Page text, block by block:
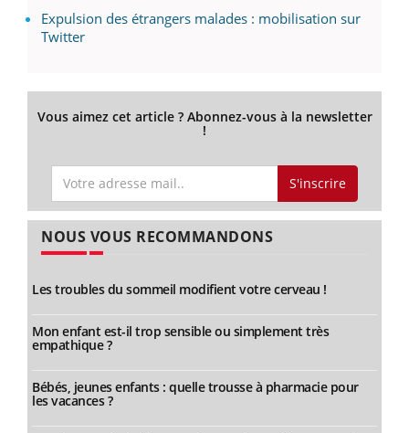
Expulsion des étrangers malades : mobilisation sur
Twitter
Vous aimez cet article ? Abonnez-vous à la newsletter
!
S'inscrire
NOUS VOUS RECOMMANDONS
Les troubles du sommeil modifient votre cerveau !
Mon enfant est-il trop sensible ou simplement très
empathique ?
Bébés, jeunes enfants : quelle trousse à pharmacie pour
les vacances ?